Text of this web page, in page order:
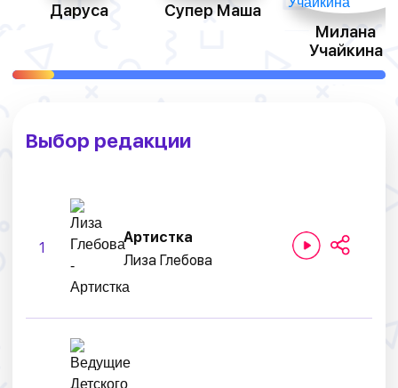
Даруса
Супер Маша
Милана
Учайкина
Выбор редакции
1
Артистка
Лиза Глебова